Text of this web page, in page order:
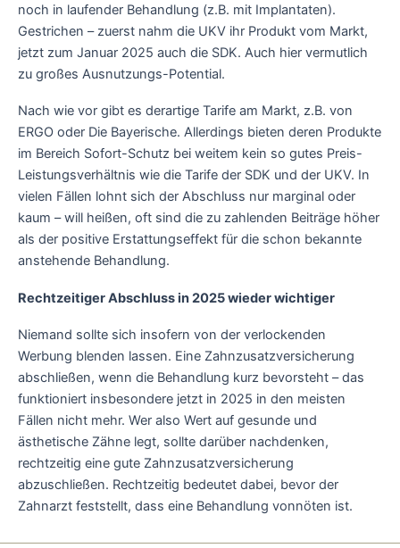
noch in laufender Behandlung (z.B. mit Implantaten).
Gestrichen – zuerst nahm die UKV ihr Produkt vom Markt,
jetzt zum Januar 2025 auch die SDK. Auch hier vermutlich
zu großes Ausnutzungs-Potential.
Nach wie vor gibt es derartige Tarife am Markt, z.B. von
ERGO oder Die Bayerische. Allerdings bieten deren Produkte
im Bereich Sofort-Schutz bei weitem kein so gutes Preis-
Leistungsverhältnis wie die Tarife der SDK und der UKV. In
vielen Fällen lohnt sich der Abschluss nur marginal oder
kaum – will heißen, oft sind die zu zahlenden Beiträge höher
als der positive Erstattungseffekt für die schon bekannte
anstehende Behandlung.
Rechtzeitiger Abschluss in 2025 wieder wichtiger
Niemand sollte sich insofern von der verlockenden
Werbung blenden lassen. Eine Zahnzusatzversicherung
abschließen, wenn die Behandlung kurz bevorsteht – das
funktioniert insbesondere jetzt in 2025 in den meisten
Fällen nicht mehr. Wer also Wert auf gesunde und
ästhetische Zähne legt, sollte darüber nachdenken,
rechtzeitig eine gute Zahnzusatzversicherung
abzuschließen. Rechtzeitig bedeutet dabei, bevor der
Zahnarzt feststellt, dass eine Behandlung vonnöten ist.